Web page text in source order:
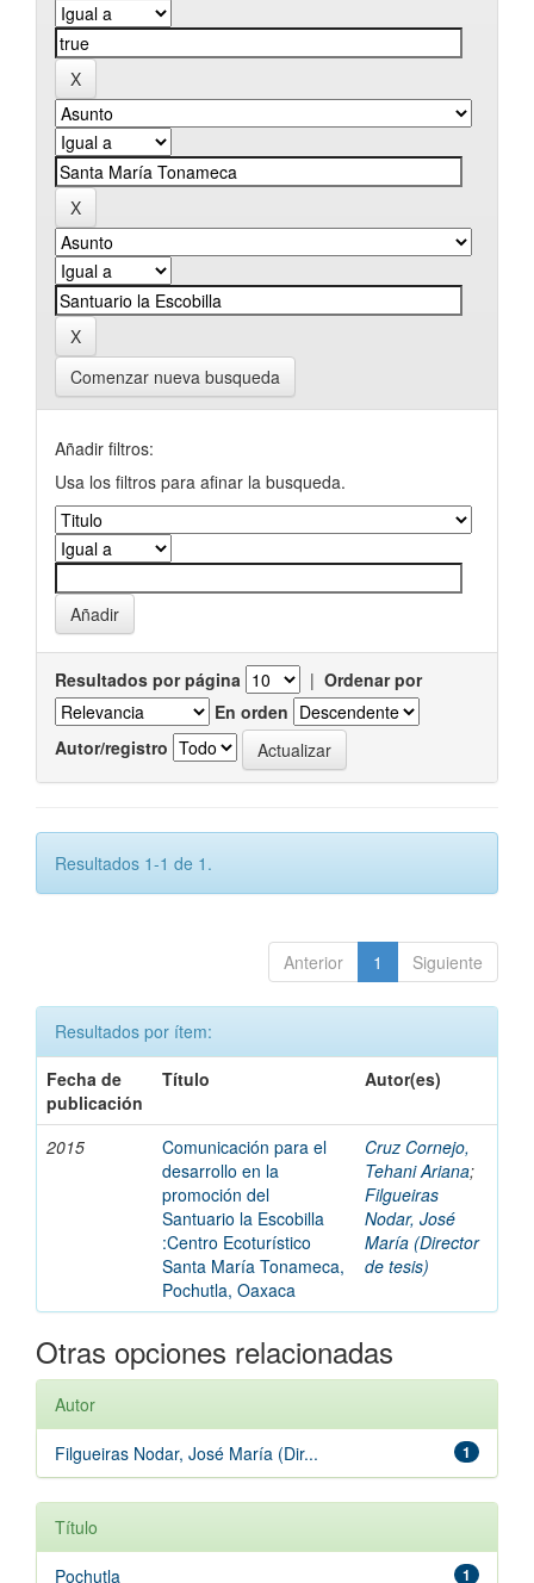
Comenzar nueva busqueda
Añadir filtros:
Usa los filtros para afinar la busqueda.
Resultados por página | Ordenar por
En orden
Autor/registro
Resultados 1-1 de 1.
Anterior 1 Siguiente
Resultados por ítem:
Fecha de
publicación
Título Autor(es)
2015
Comunicación para el
desarrollo en la
promoción del
Santuario la Escobilla
:Centro Ecoturístico
Santa María Tonameca,
Pochutla, Oaxaca
Cruz Cornejo,
Tehani Ariana;
Filgueiras
Nodar, José
María (Director
de tesis)
Otras opciones relacionadas
Autor
1
Filgueiras Nodar, José María (Dir...
Título
1
Pochutla